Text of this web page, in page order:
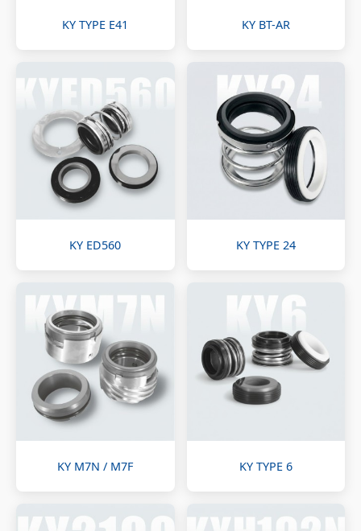
KY TYPE E41 KY BT-AR
KY ED560 KY TYPE 24
KY M7N / M7F KY TYPE 6